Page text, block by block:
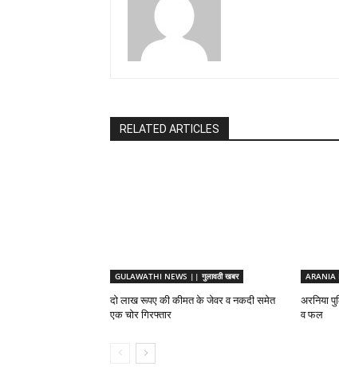
RELATED ARTICLES
GULAWATHI NEWS || गुलावठी खबर
दो लाख रूपए की कीमत के जेवर व नकदी समेत
एक चोर गिरफ्तार
ARANIA
अरनिया
व फल